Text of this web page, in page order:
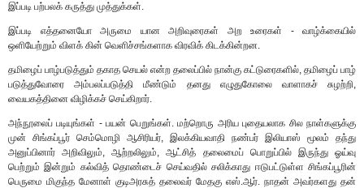
இப்படி பற்பலக் கருத்து முத்துக்கள்.
இப்படி எத்தனையோ அருமை யான அறிவுரைகள் அற உரைகள் - வாழ்க்கையில்
ஒளியேற்றும் விளக் கின் வெளிச்சங்களாக விரவிக் கிடக்கின்றன.
தமிழைப் பாழ்படுத்தும் தகாத செயல் என்ற தலைப்பில் நான்கு கட்டுரைகளில், தமிழைப் பாழ்
படுத்துவோரை அம்பலப்படுத்தி மீண்டும் தனது எழுதுகோலை வாளாகச் சுழற்றி,
வையகத்தினை விழிக்கச் செய்கிறார்.
அந்நூலைப் படியுங்கள் - பயன் பெறுங்கள். மற்றொரு அரிய புதையலாக சில நாள்களுக்கு
முன் சிங்கப்பூர் செம்மொழி ஆசிரியர், இலக்கியவாதி நண்பர் இலியாஸ் மூலம் தந்து
அனுப்பினார் அறிவிலும், ஆற்றலிலும், ஆட்சித் தலைமைப் பொறுப்பில் இருந்து ஓய்வு
பெற்றும் இன்றும் கல்வித் தொண்டைச் செய்வதில் சலிக்காது ஈடுபட்டுள்ள சிங்கப்பூரின்
பெருமை மிகுந்த மேனாள் குடிஅரசுத் தலைவர் மேதகு எஸ்.ஆர். நாதன் அவர்களது தன்